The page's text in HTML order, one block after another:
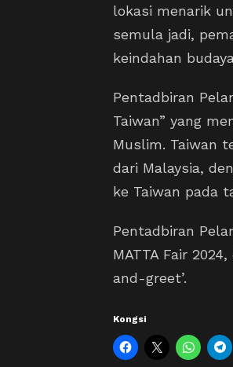
lokasi menarik
semula jadi,
keindahan
Pentadbiran
Taiwan” yang
Muslim. Taiwan
dari Malaysia,
ke Taiwan pada
Pentadbiran
MATTA Fair
and-greet’.
Kongsi